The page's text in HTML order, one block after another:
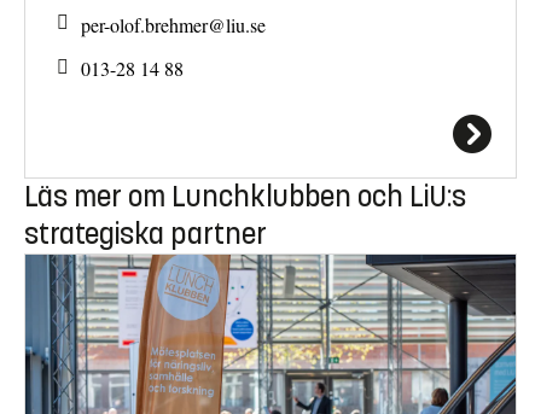
per-olof.brehmer@liu.se
013-28 14 88
Läs mer om Lunchklubben och LiU:s
strategiska partner